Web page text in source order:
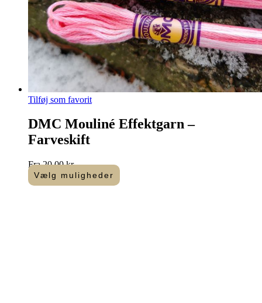
Tilføj som favorit
DMC Mouliné Effektgarn –
Farveskift
Fra20,00kr.
Vælg muligheder
Dette